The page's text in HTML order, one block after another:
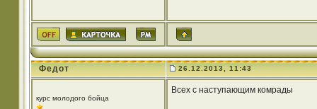
Федот 26.12.2013, 11:43
курс молодого бойца
Всех с наступающим комрады